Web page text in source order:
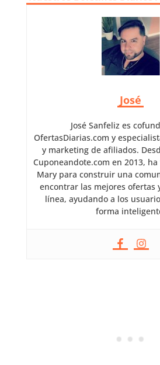
José
José Sanfeliz es
OfertasDiarias.com y
y marketing de afiliados.
Cuponeandote.com en 2013,
Mary para construir una
encontrar las mejores ofertas
línea, ayudando a los
forma